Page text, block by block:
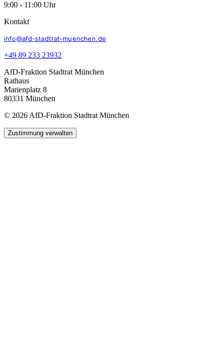
9:00 - 11:00 Uhr
Kontakt
info@afd-stadtrat-muenchen.de
+49 89 233 23932
AfD-Fraktion Stadtrat München
Rathaus
Marienplatz 8
80331 München
© 2026 AfD-Fraktion Stadtrat München
Zustimmung verwalten